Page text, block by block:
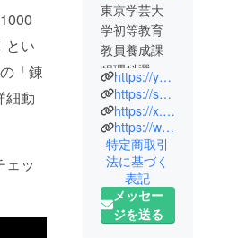
とい
「錬
細動
ェッ
東京学芸大
学初等教育
教員養成課
程理科選修
を卒業。
2019 年に株
式会社
GENKI
LABO設立と
同
時に
YouTube
https://youtube.com/@genkilabo?feature=shared
https://sciencegenki.com/
https://x.com/genkiichioka
https://www.facebook.com/genkiichioka
特定商取引
法に基づく
表記
メッセー
ジを送る